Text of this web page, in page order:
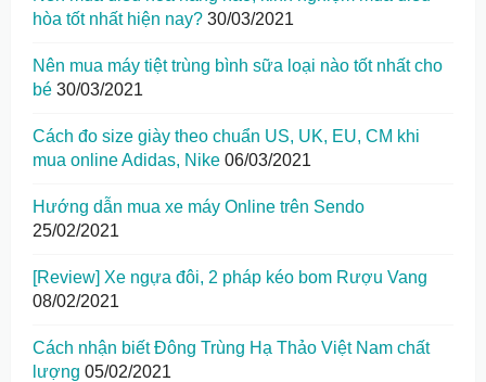
hòa tốt nhất hiện nay? 30/03/2021
Nên mua máy tiệt trùng bình sữa loại nào tốt nhất cho
bé 30/03/2021
Cách đo size giày theo chuẩn US, UK, EU, CM khi
mua online Adidas, Nike 06/03/2021
Hướng dẫn mua xe máy Online trên Sendo
25/02/2021
[Review] Xe ngựa đôi, 2 pháp kéo bom Rượu Vang
08/02/2021
Cách nhận biết Đông Trùng Hạ Thảo Việt Nam chất
lượng 05/02/2021